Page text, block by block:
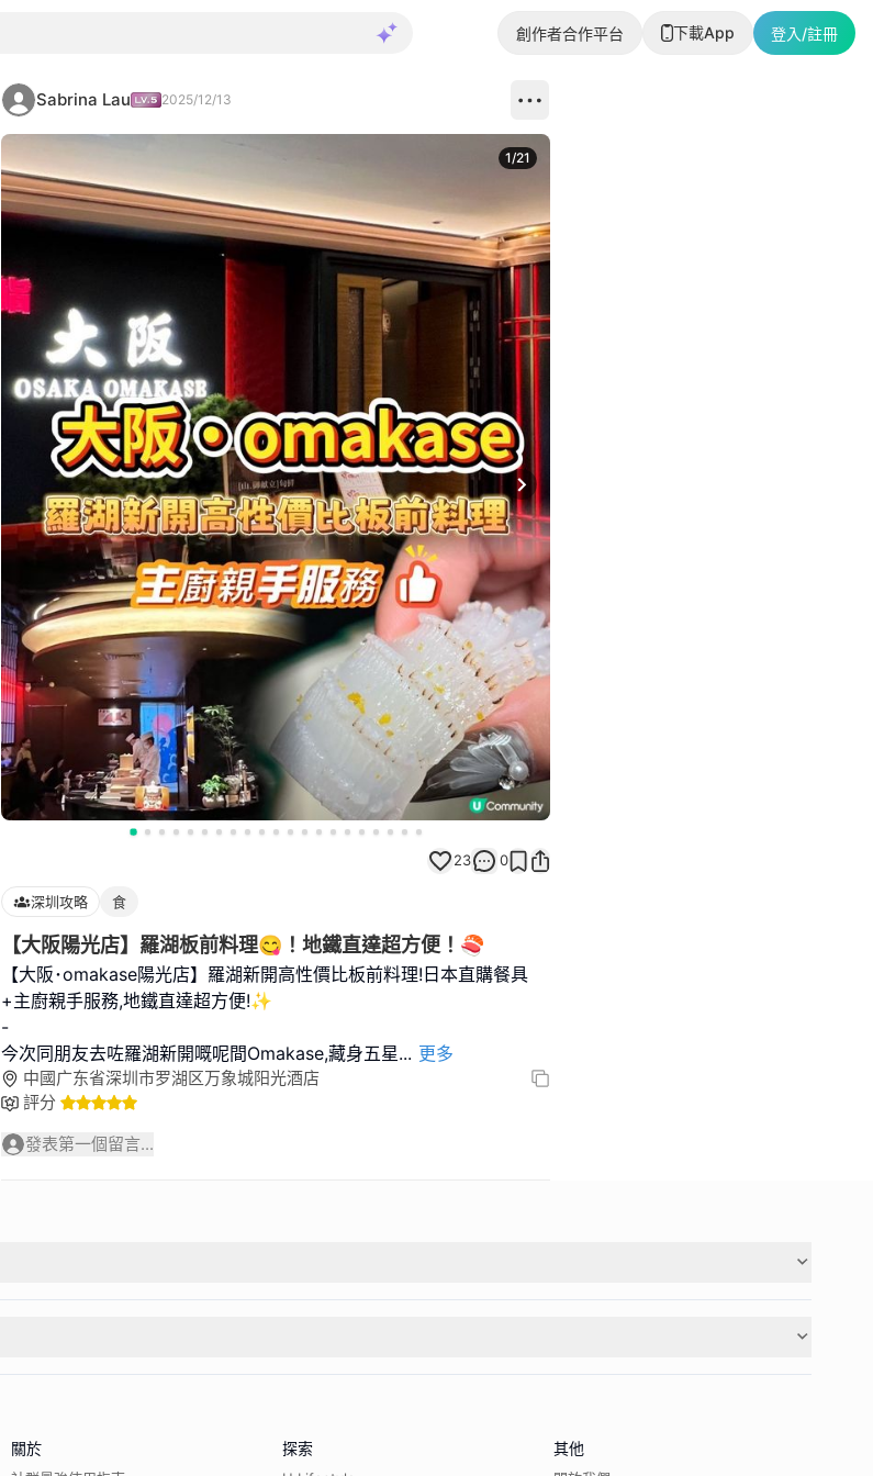
創作者合作平台 下載App 登入/註冊
Sabrina Lau 2025/12/13
Next slide
1/21
23 0
深圳攻略 食
【大阪陽光店】羅湖板前料理😋！地鐵直達超方便！🍣
【大阪･omakase陽光店】羅湖新開高性價比板前料理!日本直購餐具
+主廚親手服務,地鐵直達超方便!✨
-
今次同朋友去咗羅湖新開嘅呢間Omakase,藏身五星... 更多
中國广东省深圳市罗湖区万象城阳光酒店
評分
發表第一個留言...
關於 探索 其他